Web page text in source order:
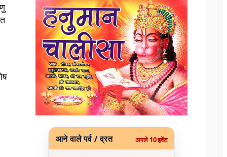
आने वाले पर्व / व्रत अगले 10 इवेंट